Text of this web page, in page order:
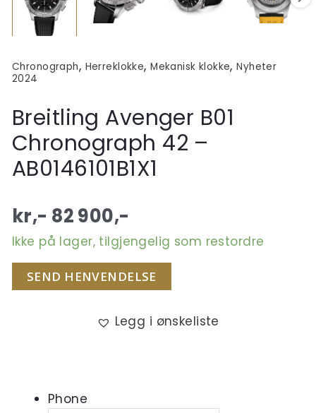
Chronograph, Herreklokke,Mekanisk klokke,Nyheter
2024
Breitling Avenger B01
Chronograph 42 –
AB0146101B1X1
kr,- 82 900,-
Ikke på lager, tilgjengelig som restordre
SEND HENVENDELSE
Legg i ønskeliste
Phone